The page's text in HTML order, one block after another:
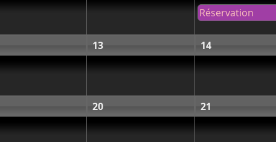
Réservation
13 14
20 21